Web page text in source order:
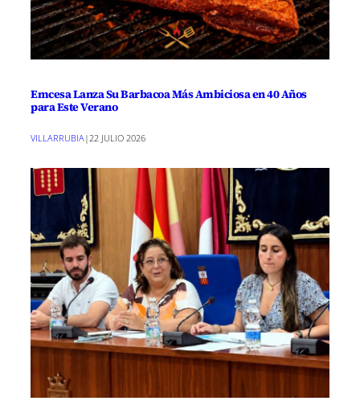
Emcesa Lanza Su Barbacoa Más Ambiciosa en 40 Años
para Este Verano
VILLARRUBIA | 22 JULIO 2026